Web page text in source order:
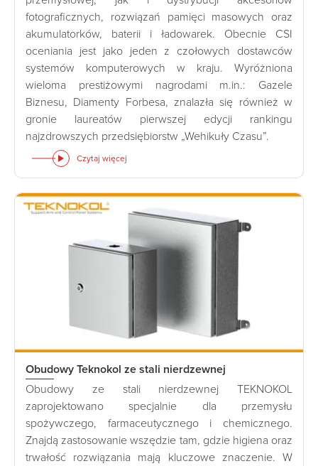
fotograficznych, rozwiązań pamięci masowych oraz
akumulatorków, baterii i ładowarek. Obecnie CSI
oceniania jest jako jeden z czołowych dostawców
systemów komputerowych w kraju. Wyróżniona
wieloma prestiżowymi nagrodami m.in.: Gazele
Biznesu, Diamenty Forbesa, znalazła się również w
gronie laureatów pierwszej edycji rankingu
najzdrowszych przedsiębiorstw „Wehikuły Czasu”.
Czytaj więcej
Obudowy Teknokol ze stali nierdzewnej
Obudowy ze stali nierdzewnej TEKNOKOL
zaprojektowano specjalnie dla przemysłu
spożywczego, farmaceutycznego i chemicznego.
Znajdą zastosowanie wszędzie tam, gdzie higiena oraz
trwałość rozwiązania mają kluczowe znaczenie. W